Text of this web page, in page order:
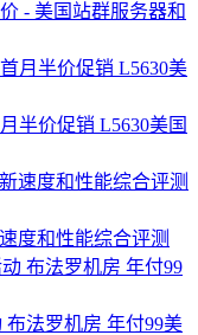
- 美国站群服务器和
半价促销 L5630美国
度和性能综合评测
布法罗机房 年付99美